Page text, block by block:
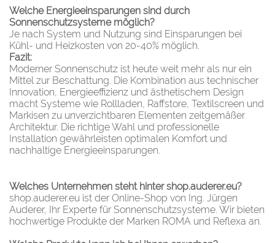
Welche Energieeinsparungen sind durch
Sonnenschutzsysteme möglich?
Je nach System und Nutzung sind Einsparungen bei
Kühl- und Heizkosten von 20-40% möglich.
Fazit:
Moderner Sonnenschutz ist heute weit mehr als nur ein
Mittel zur Beschattung. Die Kombination aus technischer
Innovation, Energieeffizienz und ästhetischem Design
macht Systeme wie Rollladen, Raffstore, Textilscreen und
Markisen zu unverzichtbaren Elementen zeitgemäßer
Architektur. Die richtige Wahl und professionelle
Installation gewährleisten optimalen Komfort und
nachhaltige Energieeinsparungen.
Welches Unternehmen steht hinter shop.auderer.eu?
shop.auderer.eu ist der Online-Shop von Ing. Jürgen
Auderer, Ihr Experte für Sonnenschutzsysteme. Wir bieten
hochwertige Produkte der Marken ROMA und Reflexa an.